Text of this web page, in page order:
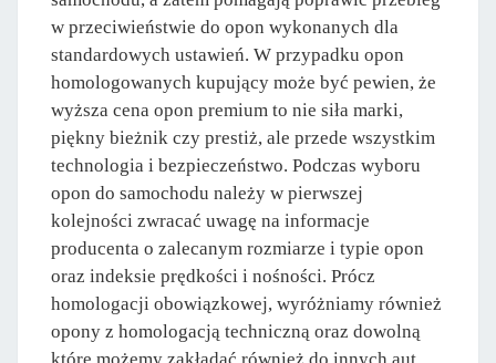
w przeciwieństwie do opon wykonanych dla
standardowych ustawień. W przypadku opon
homologowanych kupujący może być pewien, że
wyższa cena opon premium to nie siła marki,
piękny bieżnik czy prestiż, ale przede wszystkim
technologia i bezpieczeństwo. Podczas wyboru
opon do samochodu należy w pierwszej
kolejności zwracać uwagę na informacje
producenta o zalecanym rozmiarze i typie opon
oraz indeksie prędkości i nośności. Prócz
homologacji obowiązkowej, wyróżniamy również
opony z homologacją techniczną oraz dowolną